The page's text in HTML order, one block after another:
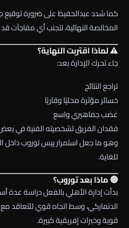
كما شدد عبدالحفيظ على ضرورة توقيع
المخالصة النهائية، لتجنب أي مفاجآت
⚠️ لماذا اقتربت النهاية؟
جاء تحرك الإدارة بعد:
تراجع النتائج
خسائر مؤثرة محليًا وقاريًا
غضب جماهيري واسع
فقدان الفريق لشخصيته الفنية في بعض
وهو ما جعل استمرارييس توروبداخل
للغاية.
🔴 ماذا بعد توروب؟
بدأت إدارةالأهليبالفعل دراسة عدة
الدنماركي، وسط اتجاه قوي
قوية وخبرات إفريقية كبيرة.